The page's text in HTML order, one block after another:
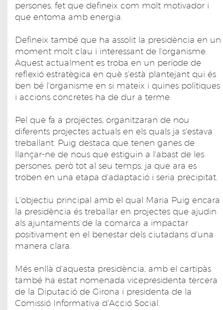
persones, fet que defineix com molt motivador i
que entoma amb energia.
Defineix també que ha assolit la presidència en un
moment molt clau i interessant de l'organisme.
Aquest actualment es troba en un període de
reflexió estratègica en què s'està plantejant qui és
ben bé l'organisme en si mateix i quines polítiques
i accions concretes ha de dur a terme.
Pel que fa a projectes, organitzaran de nou
diferents projectes actuals en els quals ja s'estava
treballant. Puig destaca que tenen ganes de
llançar-ne de nous que estiguin a l'abast de les
persones, però tot al seu temps, ja que ara es
troben en una etapa d'adaptació i seria precipitat.
L'objectiu principal amb el qual Maria Puig encara
la presidència és treballar en projectes que ajudin
als ajuntaments de la comarca a impactar
positivament en el benestar dels ciutadans d'una
manera clara.
Més enllà d'aquesta presidència, amb el cartipàs
també ha estat nomenada vicepresidenta tercera
de la Diputació de Girona i presidenta de la
Comissió Informativa d'Acció Social.